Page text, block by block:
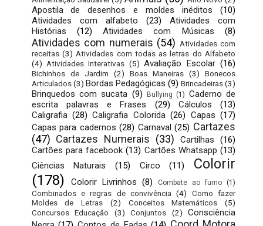
Apostila de desenhos e moldes inéditos
(10)
Atividades com alfabeto
(23)
Atividades com
Histórias
(12) Atividades com Músicas (8)
Atividades com numerais (54) Atividades com
receitas (3) Atividades com todas as letras do Alfabeto
(4) Atividades Interativas (5) Avaliação Escolar (16)
Bichinhos de Jardim (2) Boas Maneiras (3)
Bonecos
Articulados (3) Bordas Pedagógicas (9) Brincadeiras(3)
Brinquedos com sucata (9) Bullying (1) Caderno de
escrita palavras e Frases
(29) Cálculos
(13)
Caligrafia (28) Caligrafia Colorida (26) Capas (17)
Capas para cadernos (28) Carnaval (25) Cartazes
(47) Cartazes Numerais (33) Cartilhas
(16)
Cartões para facebook (13) Cartões Whatsapp (13)
Ciências Naturais
(15) Circo (11)
Colorir
(178)
Colorir Livrinhos (8) Combate ao fumo (1)
Combinados e regras de convivência (4)
Como fazer
Moldes de Letras
(2) Conceitos Matemáticos
(5)
Concursos Educação
(3) Conjuntos (2)
Consciência